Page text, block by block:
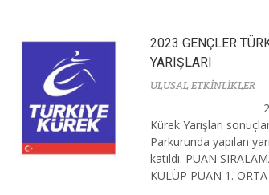
2023 GENÇLER
YARIŞLARI
ULUSAL ETKİNLİKLER
Kürek Yarışları
Parkurunda yapılan
katıldı. PUAN
KULÜP PUAN 1.